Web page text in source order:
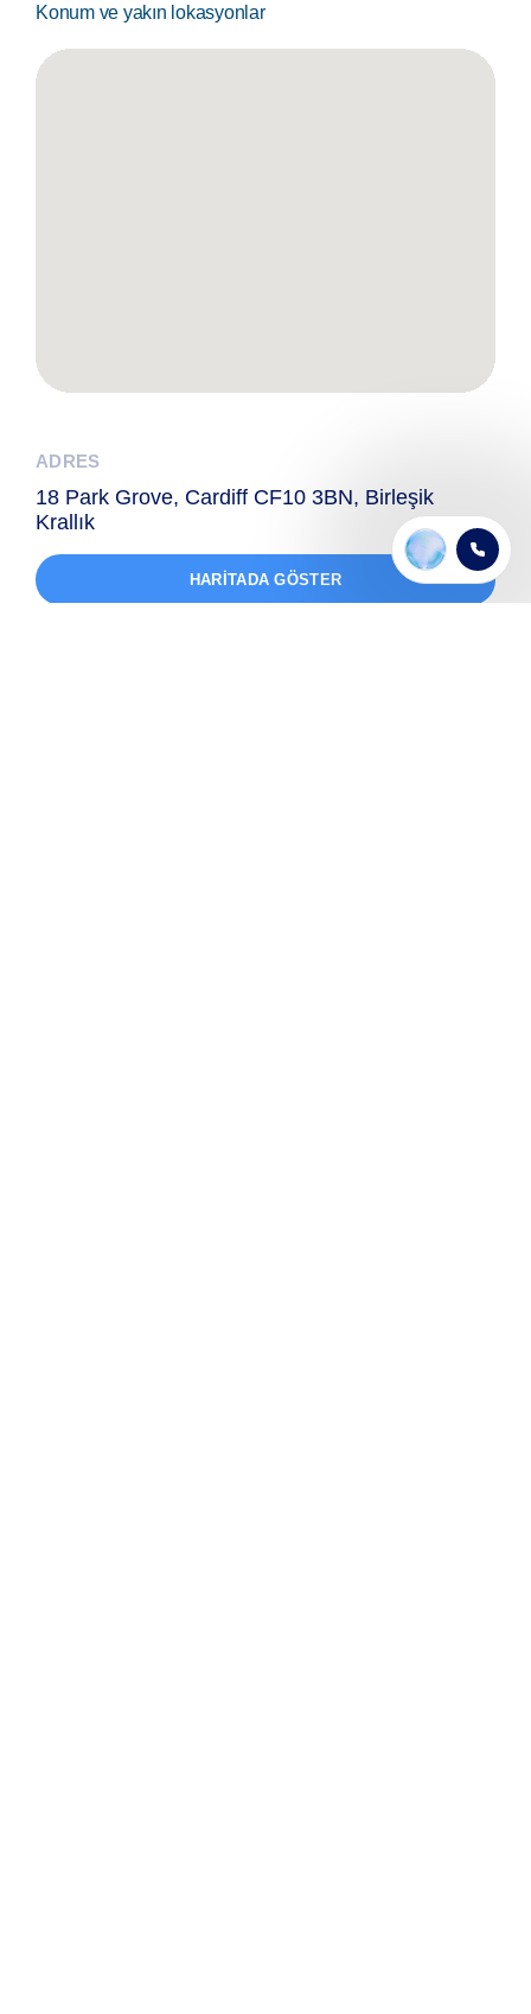
Konum ve yakın lokasyonlar
ADRES
18 Park Grove, Cardiff CF10 3BN, Birleşik
Krallık
HARITADA GÖSTER